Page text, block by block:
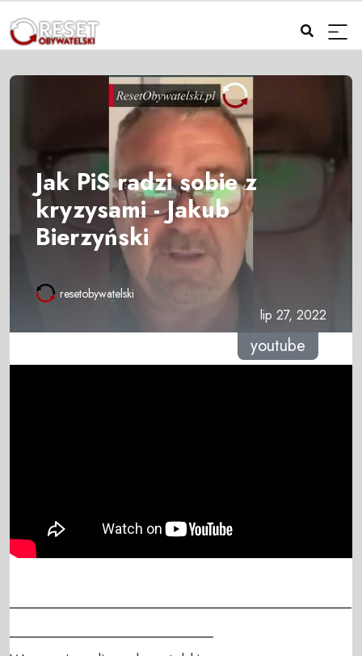
Jak PiS radzi sobie z
kryzysami - Jakub
Bierzyński
resetobywatelski
lip 27, 2022
youtube
_______________________________________________
____________________________